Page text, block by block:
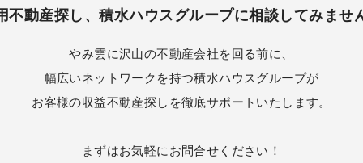
不動産探し、積水ハウスグループに相談してみませ
やみ雲に沢山の不動産会社を回る前に、
幅広いネットワークを持つ積水ハウスグループが
お客様の収益不動産探しを徹底サポートいたします。
まずはお気軽にお問合せください！